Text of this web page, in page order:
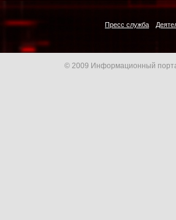
Пресс служба
© 2009 Информационный